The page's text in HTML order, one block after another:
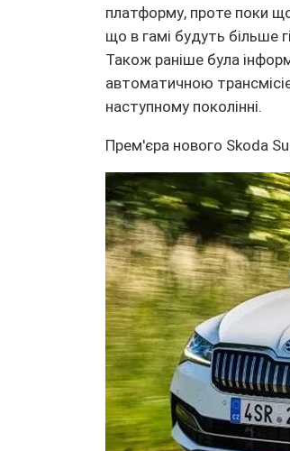
платформу, проте поки
що в гамі будуть більше
Також раніше була
автоматичною
наступному поколінні.
Прем'єра нового Skoda